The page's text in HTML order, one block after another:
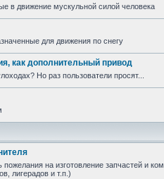
в движение мускульной силой человека
для движения по снегу
как дополнительный привод
Но раз пользователи просят...
на изготовление запчастей и
лигерадов и т.п.)